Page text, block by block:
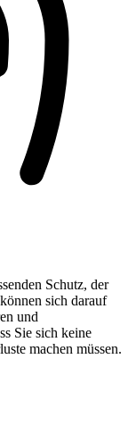
Schutz, der
sich darauf
und
Sie sich keine
machen müssen.